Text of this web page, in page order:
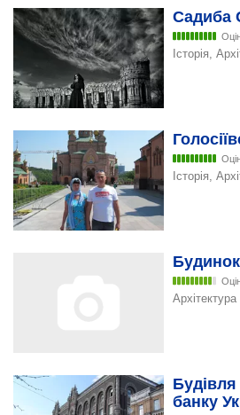
Садиба
Історія,
Історія,
Архітектура
банку